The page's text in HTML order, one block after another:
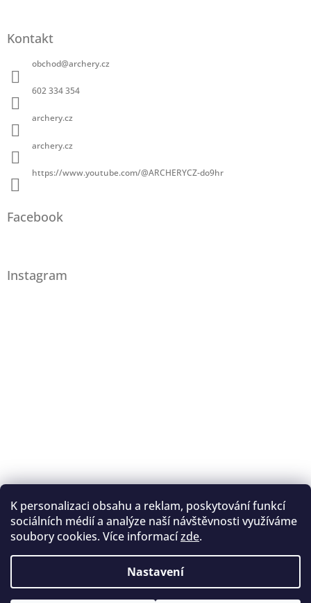
K personalizaci obsahu a reklam, poskytování funkcí
sociálních médií a analýze naší návštěvnosti využíváme
soubory cookies. Více informacízde.
Nastavení
Kontakt
obchod@archery.cz
602 334 354
archery.cz
archery.cz
https://www.youtube.com/@ARCHERYCZ-do9hr
Facebook
Instagram
Sledovat na Instagramu
Registrace na lukostřelbu
I. Královský lukostřelecký klub
Český lukostřelecký svaz